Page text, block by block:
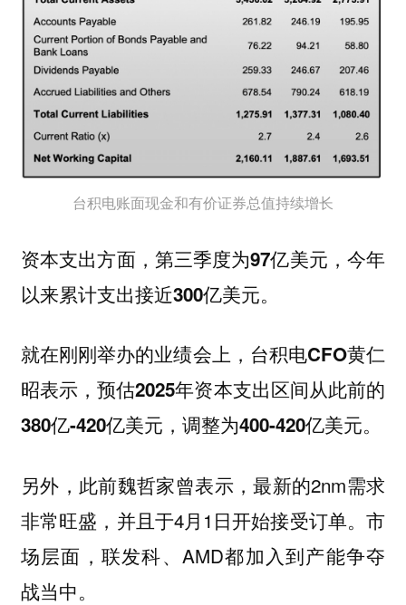
台积电账面现金和有价证券总值持续增长
资本支出方面， 第三季度为97亿美元，今年
以来累计支出接近300亿美元。
就在刚刚举办的业绩会上， 台积电CFO黄仁
昭表示，预估2025年资本支出区间从此前的
380亿-420亿美元，调整为400-420亿美元。
另外，此前魏哲家曾表示，最新的2nm需求
非常旺盛，并且于4月1日开始接受订单。市
场层面，联发科、AMD都加入到产能争夺
战当中。